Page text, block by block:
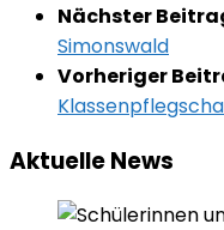
Nächster
Simonswald
Vorheriger
Aktuelle News